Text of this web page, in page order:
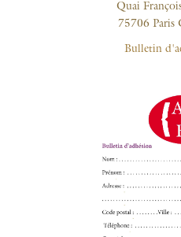
Quai
75706 Paris
Bulletin